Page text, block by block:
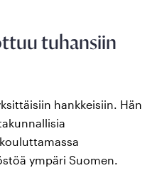
tuhansiin
hankkeisiin. Hän
ympäri Suomen.